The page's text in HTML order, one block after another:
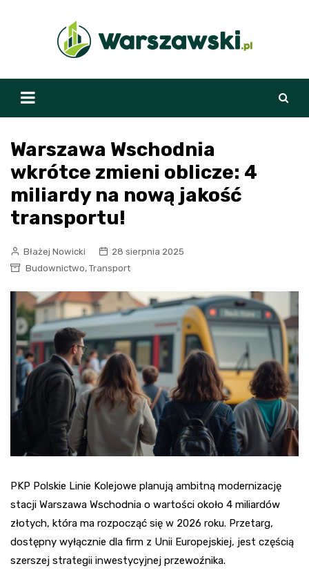
Warszawa Wschodnia
wkrótce zmieni oblicze: 4
miliardy na nową jakość
transportu!
Błażej Nowicki
28 sierpnia 2025
Budownictwo, Transport
PKP Polskie Linie Kolejowe planują ambitną modernizację
stacji Warszawa Wschodnia o wartości około 4 miliardów
złotych, która ma rozpocząć się w 2026 roku. Przetarg,
dostępny wyłącznie dla firm z Unii Europejskiej, jest częścią
szerszej strategii inwestycyjnej przewoźnika.